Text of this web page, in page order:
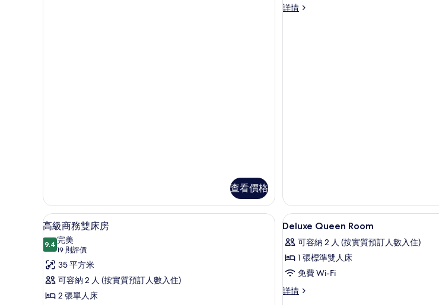
查看價格
套
詳情
行
載
入
所
有
高
級
高級商務雙床房 | 高級寢具、羽絨被、特厚豪華床墊、迷你吧
1
高級商務雙床房
9.49.4 分，滿分 10 分
完美
19 則評價
(19
則
評
價)
35 平方米
可容納 2 人 (按實質預訂人數入住)
2 張單人床
載
入
所
有
Deluxe
Queen
高級寢具
4
Deluxe Queen Room
可容納 2 人 (按實質預訂人數入住)
1 張標準雙人床
免費 Wi-Fi
詳情
Deluxe